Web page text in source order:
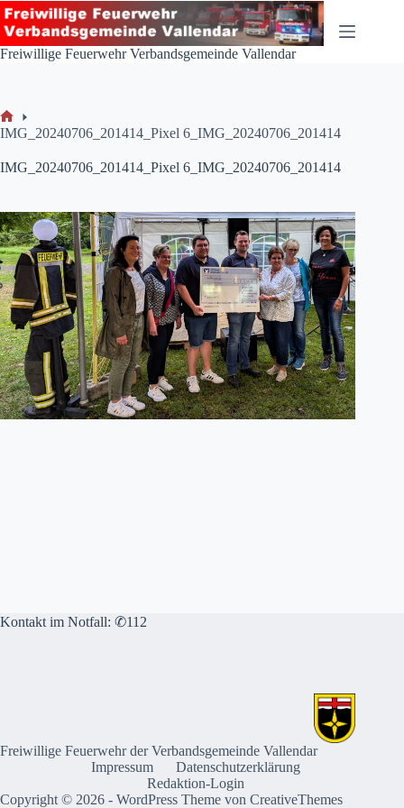
Zum
Inhalt
springen
Freiwillige Feuerwehr Verbandsgemeinde Vallendar
Start
IMG_20240706_201414_Pixel 6_IMG_20240706_201414
IMG_20240706_201414_Pixel 6_IMG_20240706_201414
Kontakt im Notfall: ✆112
Freiwillige Feuerwehr der Verbandsgemeinde Vallendar
Impressum
Datenschutzerklärung
Redaktion-Login
Copyright © 2026 - WordPress Theme von CreativeThemes